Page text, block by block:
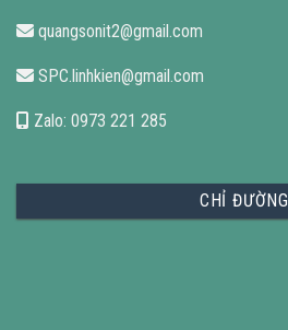
quangsonit2@gmail.com
SPC.linhkien@gmail.com
Zalo: 0973 221 285
CHỈ ĐƯỜNG